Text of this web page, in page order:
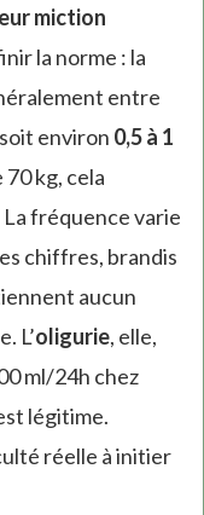
miction
la norme : la
entre
environ 0,5 à 1
kg, cela
La fréquence varie
chiffres, brandis
aucun
L’oligurie, elle,
ml/24h chez
légitime.
réelle à initier